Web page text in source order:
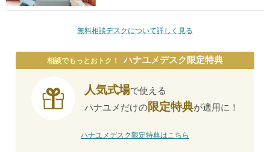
無料相談デスクについて詳しく見る
相談でもっとおトク！ ハナユメデスク限定特典
人気式場で使える
ハナユメだけの限定特典が適用に！
ハナユメデスク限定特典はこちら